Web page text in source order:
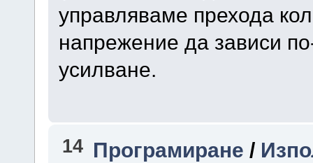
управляваме прехода
напрежение да зависи
усилване.
14 Програмиране /